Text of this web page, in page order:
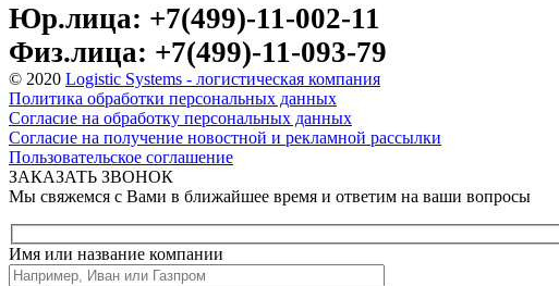
Юр.лица: +7(499)-11-002-11
Физ.лица: +7(499)-11-093-79
© 2020 Logistic Systems - логистическая компания
Политика обработки персональных данных
Согласие на обработку персональных данных
Согласие на получение новостной и рекламной рассылки
Пользовательское соглашение
ЗАКАЗАТЬ ЗВОНОК
Мы свяжемся с Вами в ближайшее время и ответим на ваши вопросы
Имя или название компании